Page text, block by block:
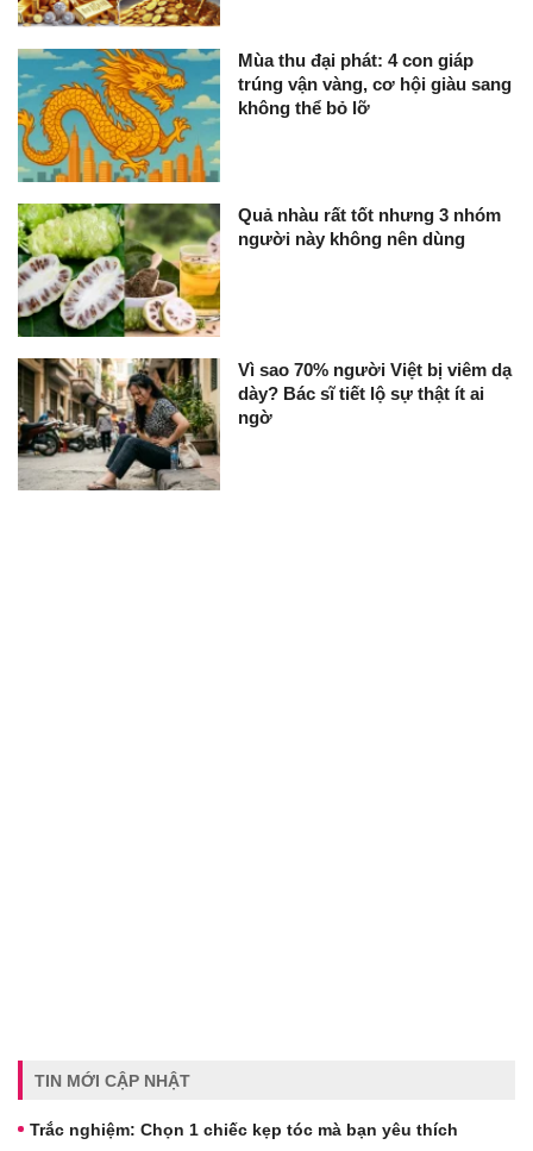
Mùa thu đại phát: 4 con giáp
trúng vận vàng, cơ hội giàu sang
không thể bỏ lỡ
Quả nhàu rất tốt nhưng 3 nhóm
người này không nên dùng
Vì sao 70% người Việt bị viêm dạ
dày? Bác sĩ tiết lộ sự thật ít ai
ngờ
TIN MỚI CẬP NHẬT
Trắc nghiệm: Chọn 1 chiếc kẹp tóc mà bạn yêu thích